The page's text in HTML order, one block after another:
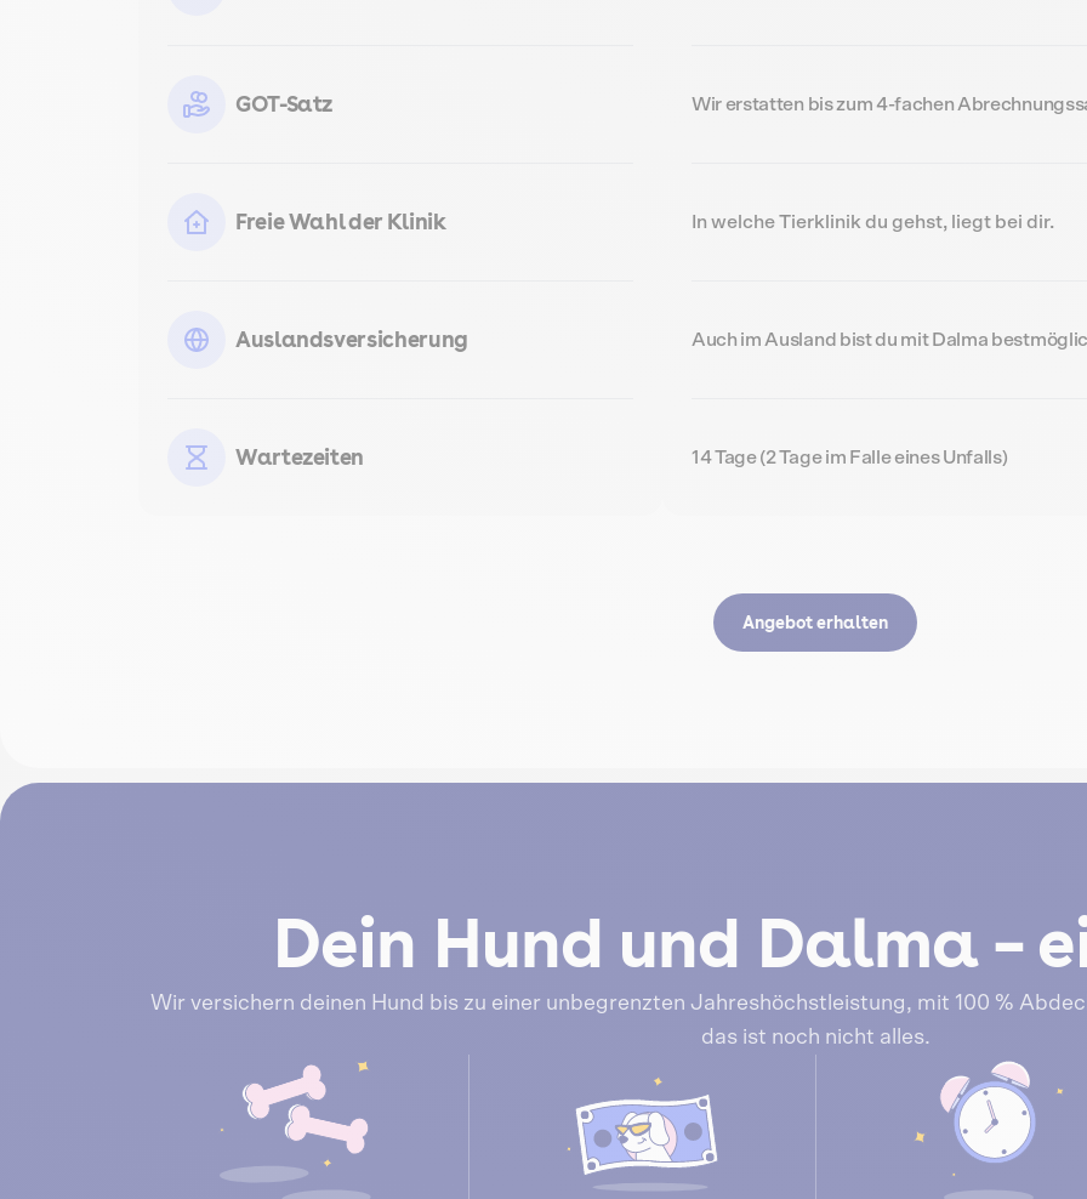
GOT-Satz
Freie Wahl der Klinik
Auslandsversicherung
Wartezeiten
Wir erstatten bis zum 4-fachen
In welche Tierklinik du gehst, liegt bei dir.
Auch im Ausland bist du mit Dalma
14 Tage (2 Tage im Falle eines Unfalls)
Angebot erhalten
Dein Hund und Dalma –
Wir versichern deinen Hund bis zu einer unbegrenzten Jahreshöchstleistung, mit 100 %
das ist noch nicht alles.